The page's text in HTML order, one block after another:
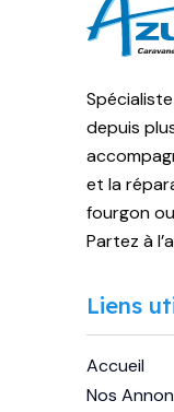
depuis
et la
fourgon
Partez à
Liens
Accueil
Nos